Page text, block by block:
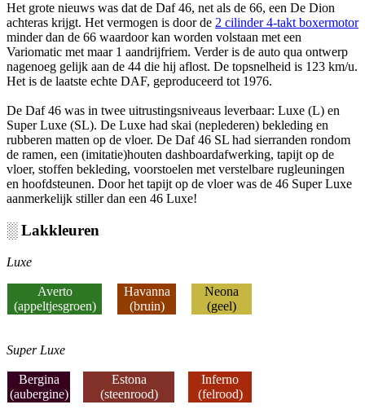
Het grote nieuws was dat de Daf 46, net als de 66, een De Dion
achteras krijgt. Het vermogen is door de 2 cilinder 4-takt boxermotor
minder dan de 66 waardoor kan worden volstaan met een
Variomatic met maar 1 aandrijfriem. Verder is de auto qua ontwerp
nagenoeg gelijk aan de 44 die hij aflost. De topsnelheid is 123 km/u.
Het is de laatste echte DAF, geproduceerd tot 1976.
De Daf 46 was in twee uitrustingsniveaus leverbaar: Luxe (L) en
Super Luxe (SL). De Luxe had skai (neplederen) bekleding en
rubberen matten op de vloer. De Daf 46 SL had sierranden rondom
de ramen, een (imitatie)houten dashboardafwerking, tapijt op de
vloer, stoffen bekleding, voorstoelen met verstelbare rugleuningen
en hoofdsteunen. Door het tapijt op de vloer was de 46 Super Luxe
aanmerkelijk stiller dan een 46 Luxe!
░ Lakkleuren
Luxe
Averto
(appeltjesgroen)
Havanna
(bruin)
Neona
(geel)
Super Luxe
Bergina
(aubergine)
Estona
(steenrood)
Inferno
(felrood)